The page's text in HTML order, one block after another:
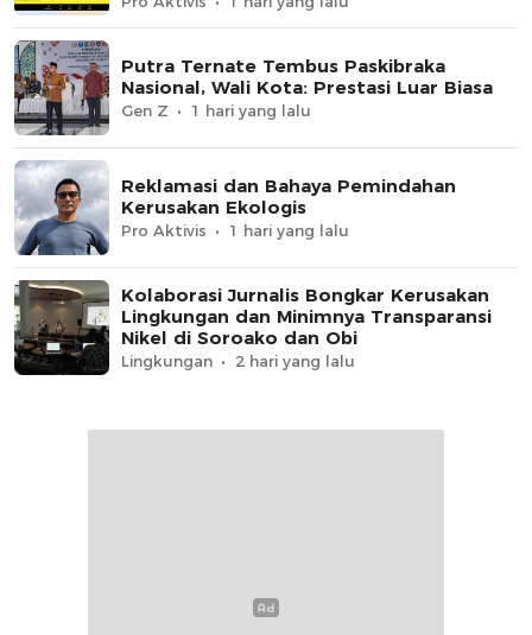
Putra Ternate Tembus Paskibraka
Nasional, Wali Kota: Prestasi Luar Biasa
Gen Z 1 hari yang lalu
Reklamasi dan Bahaya Pemindahan
Kerusakan Ekologis
Pro Aktivis 1 hari yang lalu
Kolaborasi Jurnalis Bongkar Kerusakan
Lingkungan dan Minimnya Transparansi
Nikel di Soroako dan Obi
Lingkungan 2 hari yang lalu